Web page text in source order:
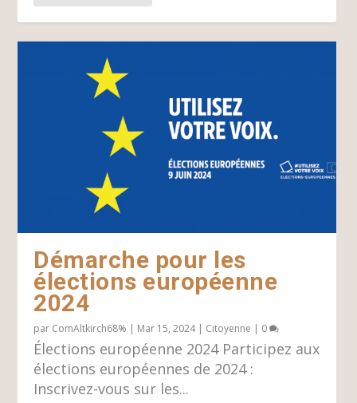
Démarche pour les
élections européenne
2024
par ComAltkirch68% | Mar 15, 2024| Citoyenne | 0
Élections européenne 2024 Participez aux
élections européennes de 2024 :
Inscrivez-vous sur les...